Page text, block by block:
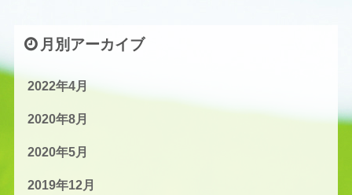
月別アーカイブ
2022年4月
2020年8月
2020年5月
2019年12月